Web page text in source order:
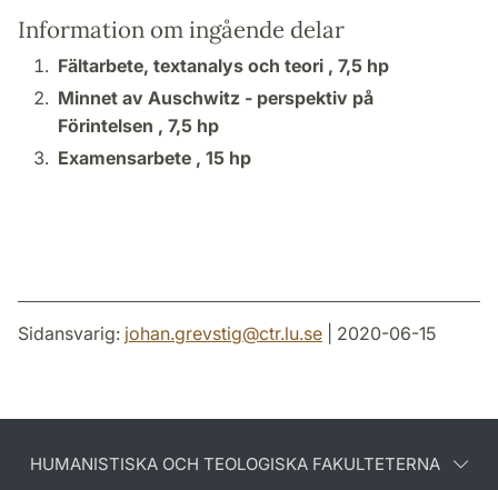
Information om ingående delar
Fältarbete, textanalys och teori , 7,5 hp
Minnet av Auschwitz - perspektiv på
Förintelsen , 7,5 hp
Examensarbete , 15 hp
Sidansvarig: johan.grevstig@ctr.lu.se | 2020-06-15
HUMANISTISKA OCH TEOLOGISKA FAKULTETERNA